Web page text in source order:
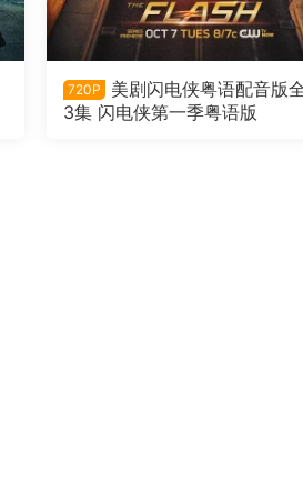
720P
美剧闪电侠粤语配音版
3集 闪电侠第一季粤语版